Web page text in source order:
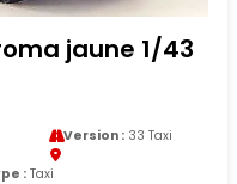
jaune 1/43
Version :33 Taxi
: Taxi